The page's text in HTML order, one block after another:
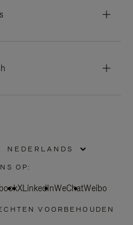
OP:
XLinkedInWeChatWeibo
VOORBEHOUDEN